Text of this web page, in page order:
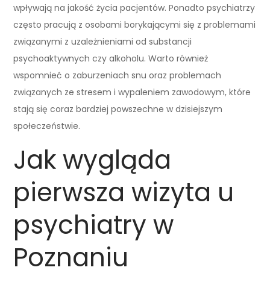
wpływają na jakość życia pacjentów. Ponadto psychiatrzy
często pracują z osobami borykającymi się z problemami
związanymi z uzależnieniami od substancji
psychoaktywnych czy alkoholu. Warto również
wspomnieć o zaburzeniach snu oraz problemach
związanych ze stresem i wypaleniem zawodowym, które
stają się coraz bardziej powszechne w dzisiejszym
społeczeństwie.
Jak wygląda
pierwsza wizyta u
psychiatry w
Poznaniu